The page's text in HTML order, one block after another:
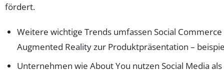
fördert.
Weitere wichtige Trends umfassen Social
Augmented Reality zur Produktpräsentation –
Unternehmen wie About You nutzen Social Media